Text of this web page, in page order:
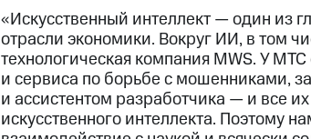
«Искусственный интеллект — один из
отрасли экономики. Вокруг ИИ, в том
технологическая компания MWS. У
и сервиса по борьбе с мошенниками,
и ассистентом разработчика — и все
искусственного интеллекта. Поэтому